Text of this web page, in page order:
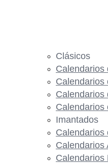
Clásicos
Calendarios
Calendarios
Calendarios
Calendarios
Imantados
Calendarios
Calendarios
Calendarios